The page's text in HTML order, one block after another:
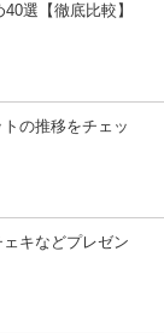
選【徹底比較】
の推移をチェッ
キなどプレゼン